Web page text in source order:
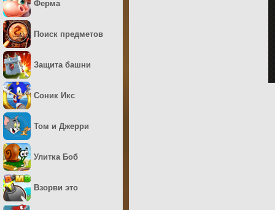
Ферма
Поиск предметов
Защита башни
Соник Икс
Том и Джерри
Улитка Боб
Взорви это